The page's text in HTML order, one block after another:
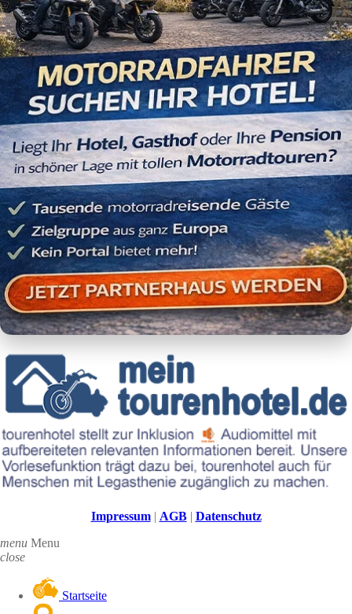
Impressum| AGB| Datenschutz
menu Menu
close
Startseite